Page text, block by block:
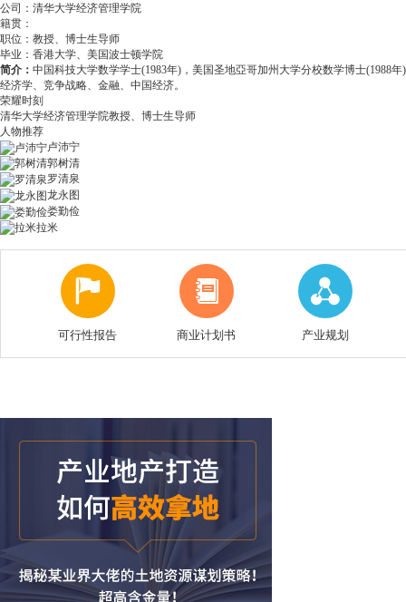
公司： 清华大学经济管理学院
籍贯：
职位： 教授、博士生导师
毕业： 香港大学、美国波士顿学院
简介： 中国科技大学数学学士(1983年)，美国圣地亞哥加州大学分校数学博士(1988
经济学、竞争战略、金融、中国经济。
荣耀时刻
清华大学经济管理学院教授、博士生导师
人物推荐
卢沛宁
郭树清
罗清泉
龙永图
娄勤俭
拉米
可行性报告 商业计划书 产业规划